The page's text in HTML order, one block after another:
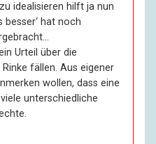
idealisieren hilft ja nun
besser‘ hat noch
Urteil über die
fällen. Aus eigener
wollen, dass eine
unterschiedliche